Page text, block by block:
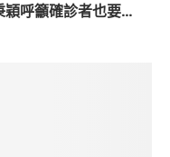
呼籲確診者也要...